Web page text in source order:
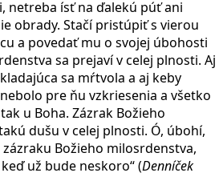
netreba ísť na ďalekú púť ani
obrady. Stačí pristúpiť s vierou
a povedať mu o svojej úbohosti
sa prejaví v celej plnosti. Aj
sa mŕtvola a aj keby
pre ňu vzkriesenia a všetko
u Boha. Zázrak Božieho
dušu v celej plnosti. Ó, úbohí,
Božieho milosrdenstva,
už bude neskoro“ (Denníček